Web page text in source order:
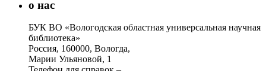
о нас
БУК ВО «Вологодская областная универсальная научная
библиотека»
Россия, 160000, Вологда,
Марии Ульяновой, 1